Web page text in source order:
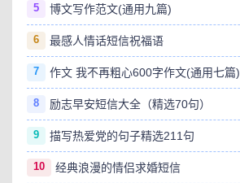
5 博文写作范文(通用九篇)
6 最感人情话短信祝福语
7 作文 我不再粗心600字作文(通用七篇)
8 励志早安短信大全（精选70句）
9 描写热爱党的句子精选211句
10 经典浪漫的情侣求婚短信